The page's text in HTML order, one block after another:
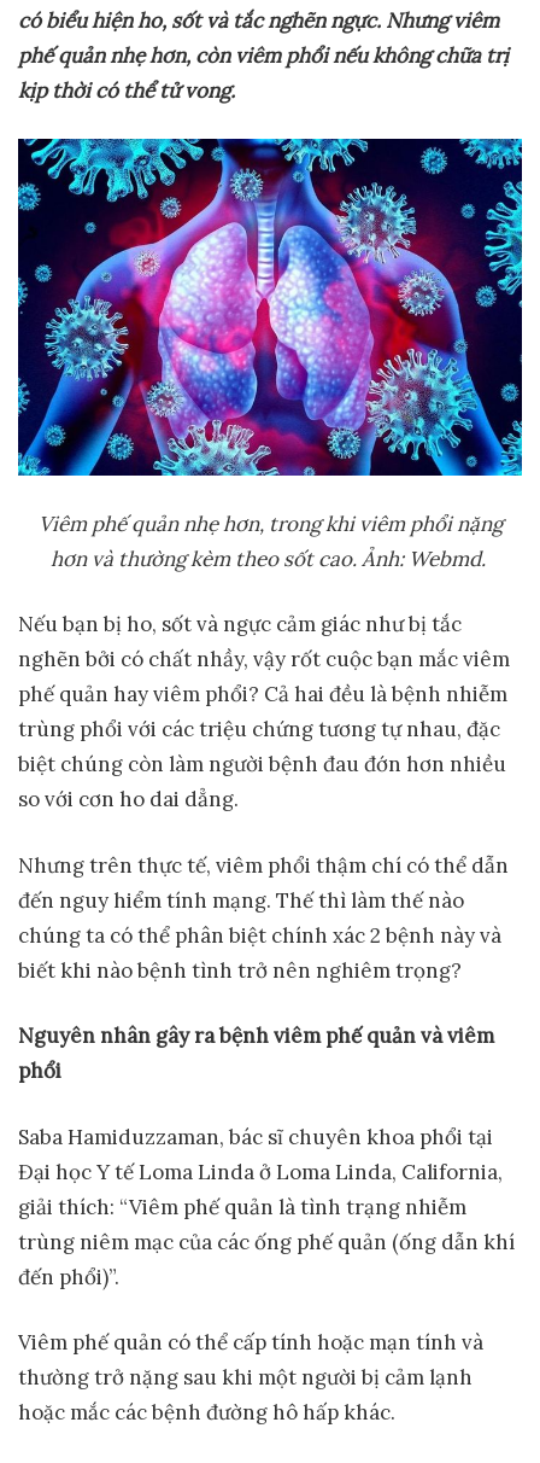
có biểu hiện ho, sốt và tắc nghẽn ngực. Nhưng viêm
phếquản nhẹhơn, còn viêm phổi nếu không chữa trị
kịp thời có thểtửvong.
Viêm phếquản nhẹhơn, trong khi viêm phổi nặng
hơn và thường kèm theo sốt cao.Ảnh: Webmd.
Nếu bạn bị ho, sốt và ngực cảm giác như bị tắc
nghẽn bởi có chất nhầy, vậy rốt cuộc bạn mắc viêm
phế quản hay viêm phổi? Cả hai đều là bệnh nhiễm
trùng phổi với các triệu chứng tương tự nhau, đặc
biệt chúng còn làm người bệnh đau đớn hơn nhiều
so với cơn ho dai dẳng.
Nhưng trên thực tế, viêm phổi thậm chí có thể dẫn
đến nguy hiểm tính mạng. Thế thì làm thế nào
chúng ta có thể phân biệt chính xác 2 bệnh này và
biết khi nào bệnh tình trở nên nghiêm trọng?
Nguyên nhân gây ra bệnh viêm phếquản và viêm
phổi
Saba Hamiduzzaman, bác sĩ chuyên khoa phổi tại
Đại học Y tế Loma Linda ở Loma Linda, California,
giải thích: “Viêm phế quản là tình trạng nhiễm
trùng niêm mạc của các ống phế quản (ống dẫn khí
đến phổi)”.
Viêm phế quản có thể cấp tính hoặc mạn tính và
thường trở nặng sau khi một người bị cảm lạnh
hoặc mắc các bệnh đường hô hấp khác.